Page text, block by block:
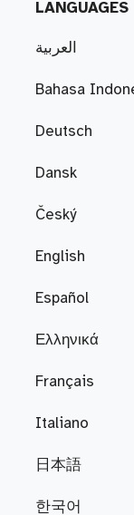
LANGUAGES
العربية
Bahasa
Deutsch
Dansk
Český
English
Español
Ελληνικά
Français
Italiano
日本語
한국어